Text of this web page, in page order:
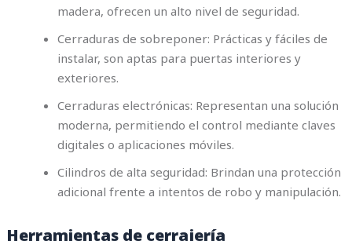
madera, ofrecen un alto nivel de seguridad.
Cerraduras de sobreponer: Prácticas y fáciles de
instalar, son aptas para puertas interiores y
exteriores.
Cerraduras electrónicas: Representan una solución
moderna, permitiendo el control mediante claves
digitales o aplicaciones móviles.
Cilindros de alta seguridad: Brindan una protección
adicional frente a intentos de robo y manipulación.
Herramientas de cerrajería